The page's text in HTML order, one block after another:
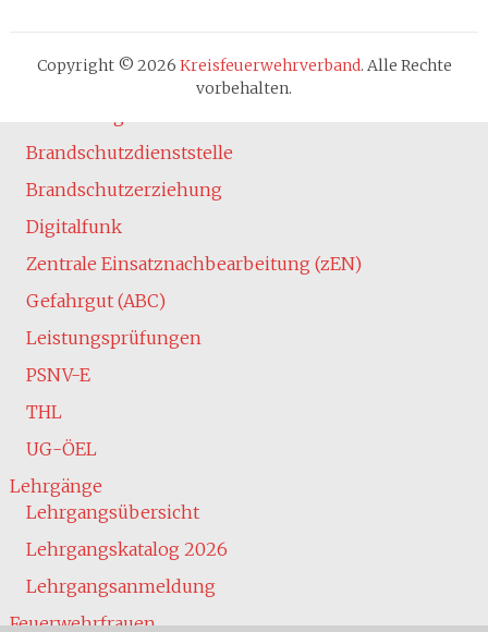
Atemschutz
Brandschutzdienststelle
Brandschutzerziehung
Digitalfunk
Zentrale Einsatznachbearbeitung (zEN)
Gefahrgut (ABC)
Leistungsprüfungen
PSNV-E
THL
UG-ÖEL
Lehrgänge
Lehrgangsübersicht
Lehrgangskatalog 2026
Lehrgangsanmeldung
Feuerwehrfrauen
Copyright © 2026 Kreisfeuerwehrverband. Alle Rechte
vorbehalten.